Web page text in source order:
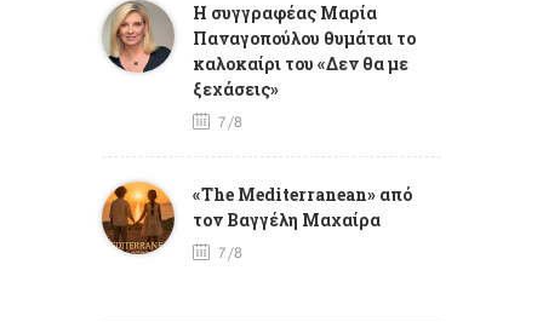
Η συγγραφέας Μαρία
Παναγοπούλου θυμάται το
καλοκαίρι του «Δεν θα με
ξεχάσεις»
7/8
«The Mediterranean» από
τον Βαγγέλη Μαχαίρα
7/8